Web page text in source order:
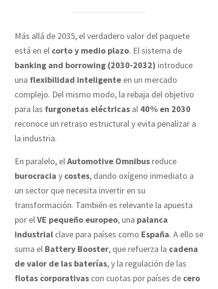
Más allá de 2035, el verdadero valor del paquete
está en el corto y medio plazo. El sistema de
banking and borrowing (2030-2032) introduce
una flexibilidad inteligente en un mercado
complejo. Del mismo modo, la rebaja del objetivo
para las furgonetas eléctricas al 40% en 2030
reconoce un retraso estructural y evita penalizar a
la industria.
En paralelo, el Automotive Omnibus reduce
burocracia y costes, dando oxígeno inmediato a
un sector que necesita invertir en su
transformación. También es relevante la apuesta
por el VE pequeño europeo, una palanca
industrial clave para países como España. A ello se
suma el Battery Booster, que refuerza la cadena
de valor de las baterías, y la regulación de las
flotas corporativas con cuotas por países de cero